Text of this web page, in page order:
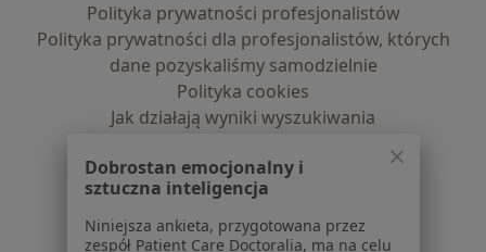
Polityka prywatności profesjonalistów
Polityka prywatności dla profesjonalistów, których
dane pozyskaliśmy samodzielnie
Polityka cookies
Jak działają wyniki wyszukiwania
O nas
Praca Rekrutujemy!
Partnerzy
Dobrostan emocjonalny i
sztuczna inteligencja
Niniejsza ankieta, przygotowana przez
zespół Patient Care Doctoralia, ma na celu